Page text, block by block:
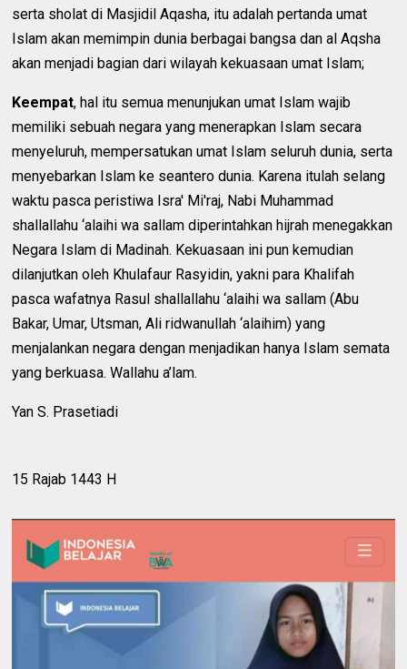
serta sholat di Masjidil Aqasha, itu adalah pertanda umat
Islam akan memimpin dunia berbagai bangsa dan al Aqsha
akan menjadi bagian dari wilayah kekuasaan umat Islam;
Keempat, hal itu semua menunjukan umat Islam wajib
memiliki sebuah negara yang menerapkan Islam secara
menyeluruh, mempersatukan umat Islam seluruh dunia, serta
menyebarkan Islam ke seantero dunia. Karena itulah selang
waktu pasca peristiwa Isra' Mi'raj, Nabi Muhammad
shallallahu ‘alaihi wa sallam diperintahkan hijrah menegakkan
Negara Islam di Madinah. Kekuasaan ini pun kemudian
dilanjutkan oleh Khulafaur Rasyidin, yakni para Khalifah
pasca wafatnya Rasul shallallahu ‘alaihi wa sallam (Abu
Bakar, Umar, Utsman, Ali ridwanullah ‘alaihim) yang
menjalankan negara dengan menjadikan hanya Islam semata
yang berkuasa. Wallahu a’lam.
Yan S. Prasetiadi
15 Rajab 1443 H